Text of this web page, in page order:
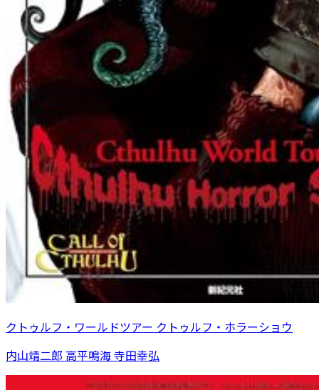
クトゥルフ・ワールドツアー クトゥルフ・ホラーショウ
内山靖二郎 高平鳴海 寺田幸弘